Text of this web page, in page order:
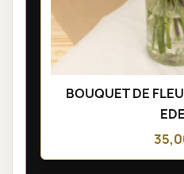
BOUQUET DE